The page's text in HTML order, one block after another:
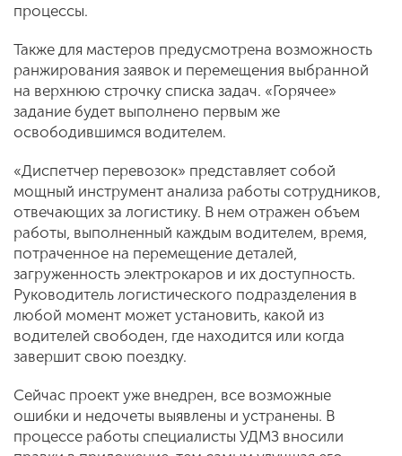
процессы.
Также для мастеров предусмотрена возможность
ранжирования заявок и перемещения выбранной
на верхнюю строчку списка задач. «Горячее»
задание будет выполнено первым же
освободившимся водителем.
«Диспетчер перевозок» представляет собой
мощный инструмент анализа работы сотрудников,
отвечающих за логистику. В нем отражен объем
работы, выполненный каждым водителем, время,
потраченное на перемещение деталей,
загруженность электрокаров и их доступность.
Руководитель логистического подразделения в
любой момент может установить, какой из
водителей свободен, где находится или когда
завершит свою поездку.
Сейчас проект уже внедрен, все возможные
ошибки и недочеты выявлены и устранены. В
процессе работы специалисты УДМЗ вносили